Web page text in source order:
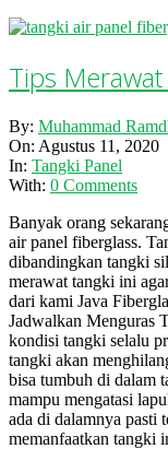
Tips
2020-
08-
11
By: Muhammad
On: Agustus 11, 2020
In: Tangki Panel
With: 0 Comments
Banyak orang
air panel fiberglass.
dibandingkan tangki
merawat tangki ini
dari kami Java
Jadwalkan Menguras
kondisi tangki selalu
tangki akan
bisa tumbuh di dalam
mampu mengatasi
ada di dalamnya pasti
memanfaatkan tangki